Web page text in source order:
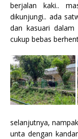
berjalan kaki..
dikunjungi.. ada
dan kasuari dalam
cukup bebas
selanjutnya,
unta dengan